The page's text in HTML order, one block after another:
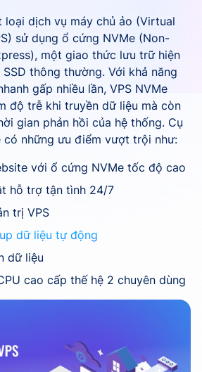
loại dịch vụ máy chủ ảo (Virtual
sử dụng ổ cứng NVMe (Non-
một giao thức lưu trữ hiện
thông thường. Với khả năng
gấp nhiều lần, VPS NVMe
độ trễ khi truyền dữ liệu mà còn
gian phản hồi của hệ thống. Cụ
có những ưu điểm vượt trội như:
với ổ cứng NVMe tốc độ cao
hỗ trợ tận tình 24/7
trị VPS
dữ liệu tự động
dữ liệu
cao cấp thế hệ 2 chuyên dùng